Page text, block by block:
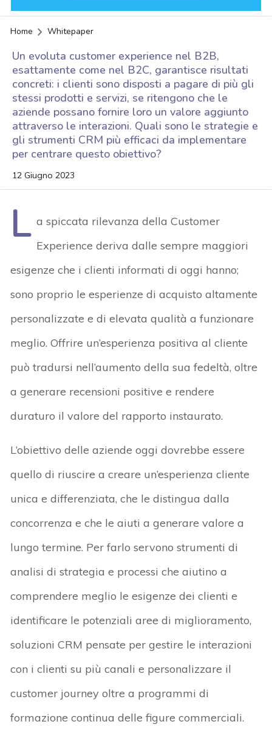
Home Whitepaper
Un evoluta customer experience nel B2B,
esattamente come nel B2C, garantisce risultati
concreti: i clienti sono disposti a pagare di più gli
stessi prodotti e servizi, se ritengono che le
aziende possano fornire loro un valore aggiunto
attraverso le interazioni. Quali sono le strategie e
gli strumenti CRM più efficaci da implementare
per centrare questo obiettivo?
12 Giugno 2023
L a spiccata rilevanza della Customer
Experience deriva dalle sempre maggiori
esigenze che i clienti informati di oggi hanno;
sono proprio le esperienze di acquisto altamente
personalizzate e di elevata qualità a funzionare
meglio. Offrire un’esperienza positiva al cliente
può tradursi nell’aumento della sua fedeltà, oltre
a generare recensioni positive e rendere
duraturo il valore del rapporto instaurato.
L’obiettivo delle aziende oggi dovrebbe essere
quello di riuscire a creare un’esperienza cliente
unica e differenziata, che le distingua dalla
concorrenza e che le aiuti a generare valore a
lungo termine. Per farlo servono strumenti di
analisi di strategia e processi che aiutino a
comprendere meglio le esigenze dei clienti e
identificare le potenziali aree di miglioramento,
soluzioni CRM pensate per gestire le interazioni
con i clienti su più canali e personalizzare il
customer journey oltre a programmi di
formazione continua delle figure commerciali.